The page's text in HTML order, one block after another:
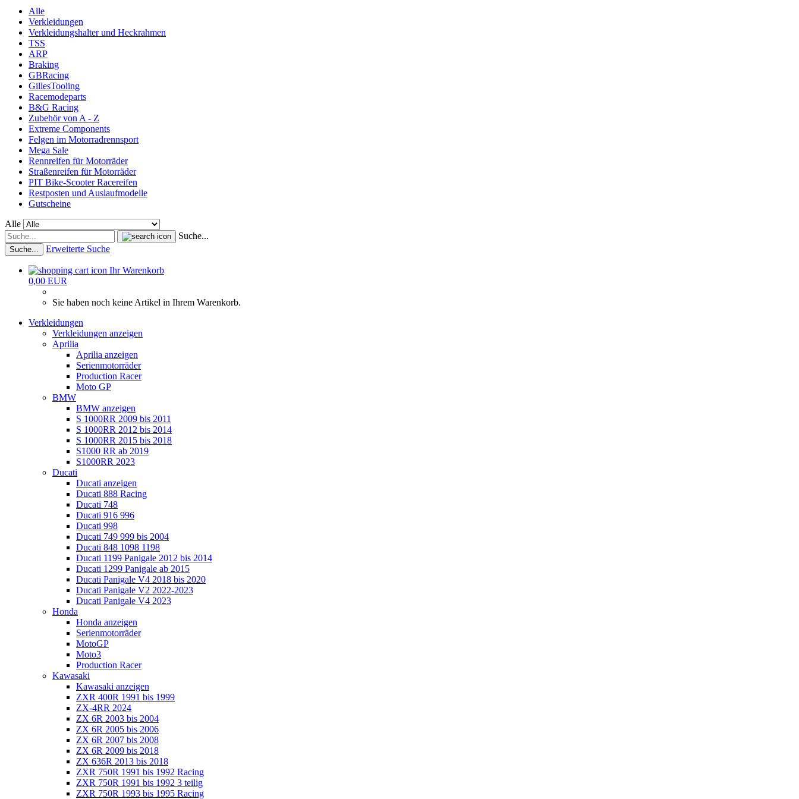
Alle
Verkleidungen
Verkleidungshalter und Heckrahmen
TSS
ARP
Braking
GBRacing
GillesTooling
Racemodeparts
B&G Racing
Zubehör von A - Z
Extreme Components
Felgen im Motorradrennsport
Mega Sale
Rennreifen für Motorräder
Straßenreifen für Motorräder
PIT Bike-Scooter Racereifen
Restposten und Auslaufmodelle
Gutscheine
Alle
Suche...
Suche... Erweiterte Suche
Ihr Warenkorb
0,00 EUR
Sie haben noch keine Artikel in Ihrem Warenkorb.
Verkleidungen
Verkleidungen anzeigen
Aprilia
Aprilia anzeigen
Serienmotorräder
Production Racer
Moto GP
BMW
BMW anzeigen
S 1000RR 2009 bis 2011
S 1000RR 2012 bis 2014
S 1000RR 2015 bis 2018
S1000 RR ab 2019
S1000RR 2023
Ducati
Ducati anzeigen
Ducati 888 Racing
Ducati 748
Ducati 916 996
Ducati 998
Ducati 749 999 bis 2004
Ducati 848 1098 1198
Ducati 1199 Panigale 2012 bis 2014
Ducati 1299 Panigale ab 2015
Ducati Panigale V4 2018 bis 2020
Ducati Panigale V2 2022-2023
Ducati Panigale V4 2023
Honda
Honda anzeigen
Serienmotorräder
MotoGP
Moto3
Production Racer
Kawasaki
Kawasaki anzeigen
ZXR 400R 1991 bis 1999
ZX-4RR 2024
ZX 6R 2003 bis 2004
ZX 6R 2005 bis 2006
ZX 6R 2007 bis 2008
ZX 6R 2009 bis 2018
ZX 636R 2013 bis 2018
ZXR 750R 1991 bis 1992 Racing
ZXR 750R 1991 bis 1992 3 teilig
ZXR 750R 1993 bis 1995 Racing